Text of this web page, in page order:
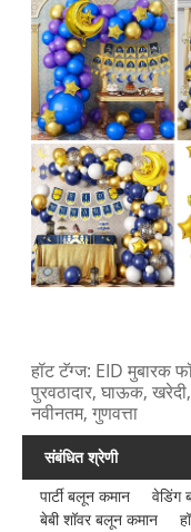
हॉट टॅग्ज: EID मुबारक
पुरवठादार, घाऊक,
नवीनतम, गुणवत्ता
संबंधित श्रेणी
पार्टी बलून कमान
वेडिंग
बेबी शॉवर बलून कमान